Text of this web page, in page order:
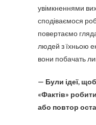
увімкненнями
сподіваємося
повертаємо
людей з їхньою
вони побачать
— Були ідеї,
«Фактів»
або повтор